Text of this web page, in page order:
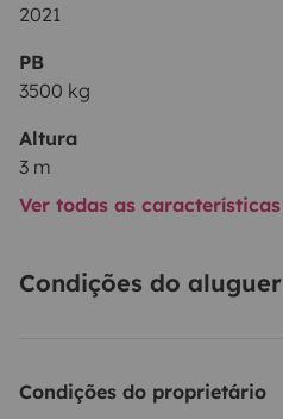
2021
PB
3500 kg
Altura
3 m
Ver todas as características
Condições do aluguer
Condições do proprietário